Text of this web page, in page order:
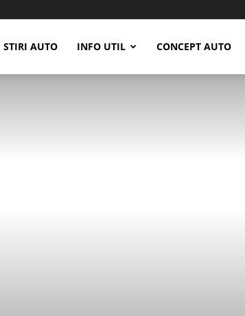
STIRI AUTO INFO UTIL CONCEPT AUTO